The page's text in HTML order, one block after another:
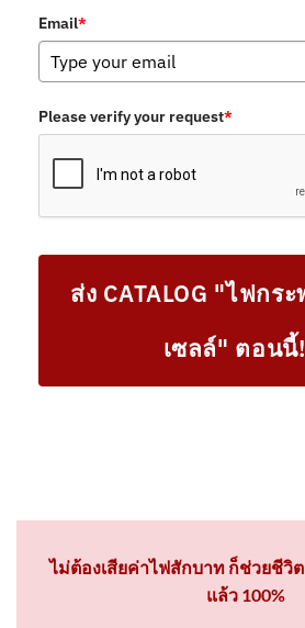
Email*
Please verify your request*
ส่ง CATALOG "ไฟกร
เซลล์" ตอนนี้!
ไม่ต้องเสียค่าไฟสักบาท ก็ช่วยชีวิ
แล้ว 100%